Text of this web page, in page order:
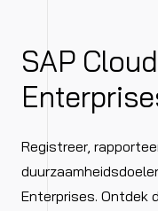
SAP
Registreer,
Enterprises. Ontdek